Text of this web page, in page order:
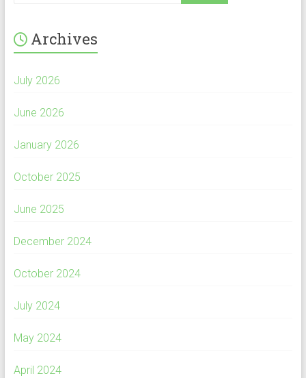
Archives
July 2026
June 2026
January 2026
October 2025
June 2025
December 2024
October 2024
July 2024
May 2024
April 2024